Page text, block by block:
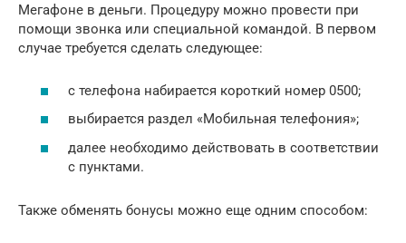
Мегафоне в деньги. Процедуру можно провести при
помощи звонка или специальной командой. В первом
случае требуется сделать следующее:
с телефона набирается короткий номер 0500;
выбирается раздел «Мобильная телефония»;
далее необходимо действовать в соответствии
с пунктами.
Также обменять бонусы можно еще одним способом: